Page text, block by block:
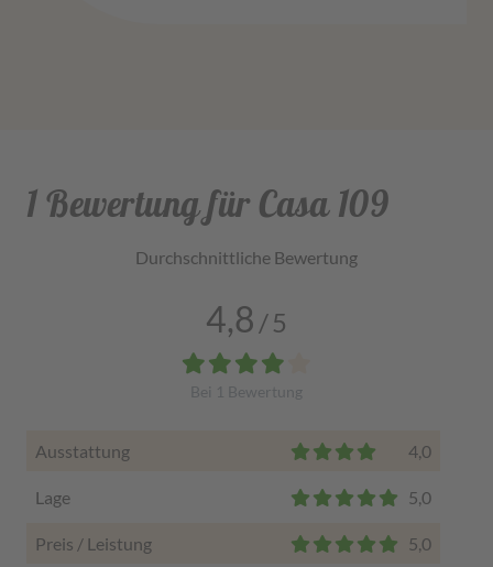
1 Bewertung für Casa 109
Durchschnittliche Bewertung
4,8 /5
Bei 1 Bewertung
Ausstattung 4,0
Lage 5,0
Preis / Leistung 5,0